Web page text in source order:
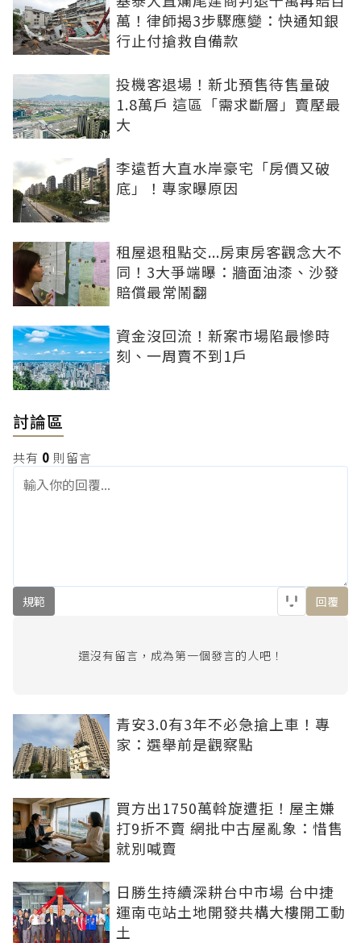
萬！律師揭3步驟應變：快通知銀
行止付搶救自備款
投機客退場！新北預售待售量破
1.8萬戶 這區「需求斷層」賣壓最
大
李遠哲大直水岸豪宅「房價又破
底」！專家曝原因
租屋退租點交...房東房客觀念大不
同！3大爭端曝：牆面油漆、沙發
賠償最常鬧翻
資金沒回流！新案市場陷最慘時
刻、一周賣不到1戶
討論區
共有 0 則留言
規範 回覆
還沒有留言，成為第一個發言的人吧！
青安3.0有3年不必急搶上車！專
家：選舉前是觀察點
買方出1750萬斡旋遭拒！屋主嫌
打9折不賣 網批中古屋亂象：惜售
就別喊賣
日勝生持續深耕台中市場 台中捷
運南屯站土地開發共構大樓開工動
土